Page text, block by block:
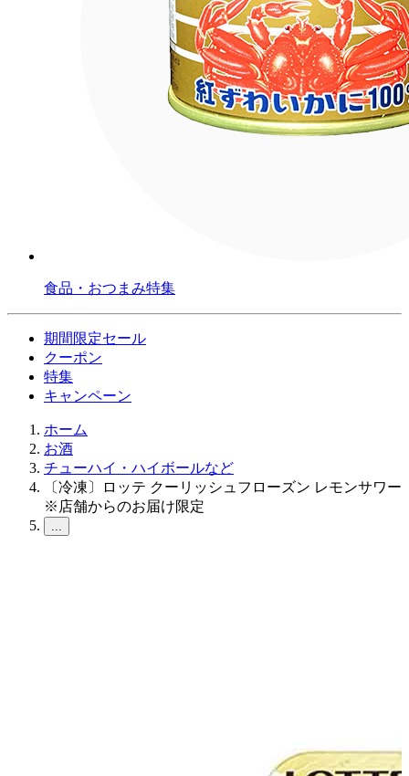
食品・おつまみ特集
期間限定セール
クーポン
特集
キャンペーン
ホーム
お酒
チューハイ・ハイボールなど
〔冷凍〕ロッテ クーリッシュフローズン レモンサワー
※店舗からのお届け限定
...